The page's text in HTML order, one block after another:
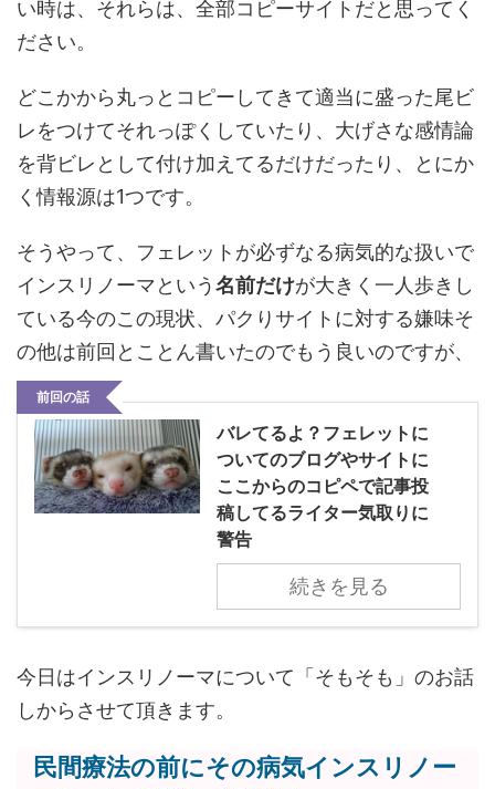
い時は、それらは、全部コピーサイトだと思ってく
ださい。
どこかから丸っとコピーしてきて適当に盛った尾ビ
レをつけてそれっぽくしていたり、大げさな感情論
を背ビレとして付け加えてるだけだったり、とにか
く情報源は1つです。
そうやって、フェレットが必ずなる病気的な扱いで
インスリノーマという名前だけが大きく一人歩きし
ている今のこの現状、パクりサイトに対する嫌味そ
の他は前回とことん書いたのでもう良いのですが、
前回の話
バレてるよ？フェレットに
ついてのブログやサイトに
ここからのコピペで記事投
稿してるライター気取りに
警告
続きを見る
今日はインスリノーマについて「そもそも」のお話
しからさせて頂きます。
民間療法の前にその病気インスリノー